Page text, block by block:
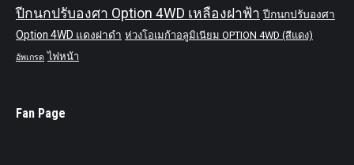
ปีกนกปรับองศา Option 4WD เหลืองฝาฟ้า ปีกนกปรับองศา
Option 4WD แดงฝาดำ ห่วงโอเมก้าอลูมิเนียม OPTION 4WD (สีแดง)
อัพเกรด ไฟหน้า
Fan Page